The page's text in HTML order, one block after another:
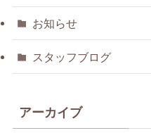
お知らせ
スタッフブログ
アーカイブ